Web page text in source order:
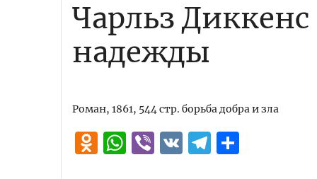
Чарльз
надежды
Роман, 1861, 544 стр. борьба добра и зла
Odnoklassniki
WhatsApp
Viber
VK Telegram